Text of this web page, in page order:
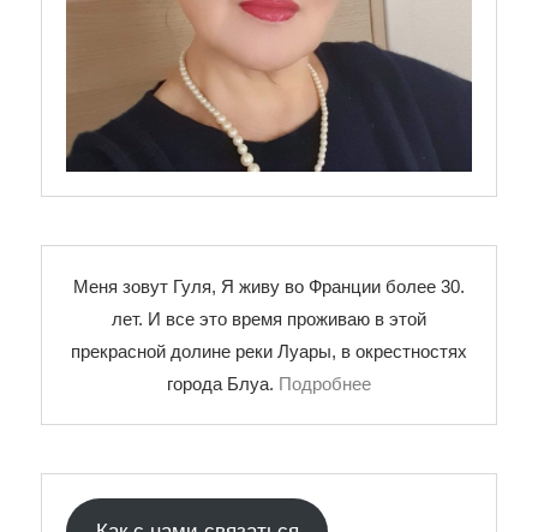
Меня зовут Гуля, Я живу во Франции более 30.
лет. И все это время проживаю в этой
прекрасной долине реки Луары, в окрестностях
города Блуа. Подробнее